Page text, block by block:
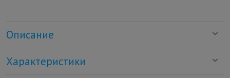
Описание
Характеристики